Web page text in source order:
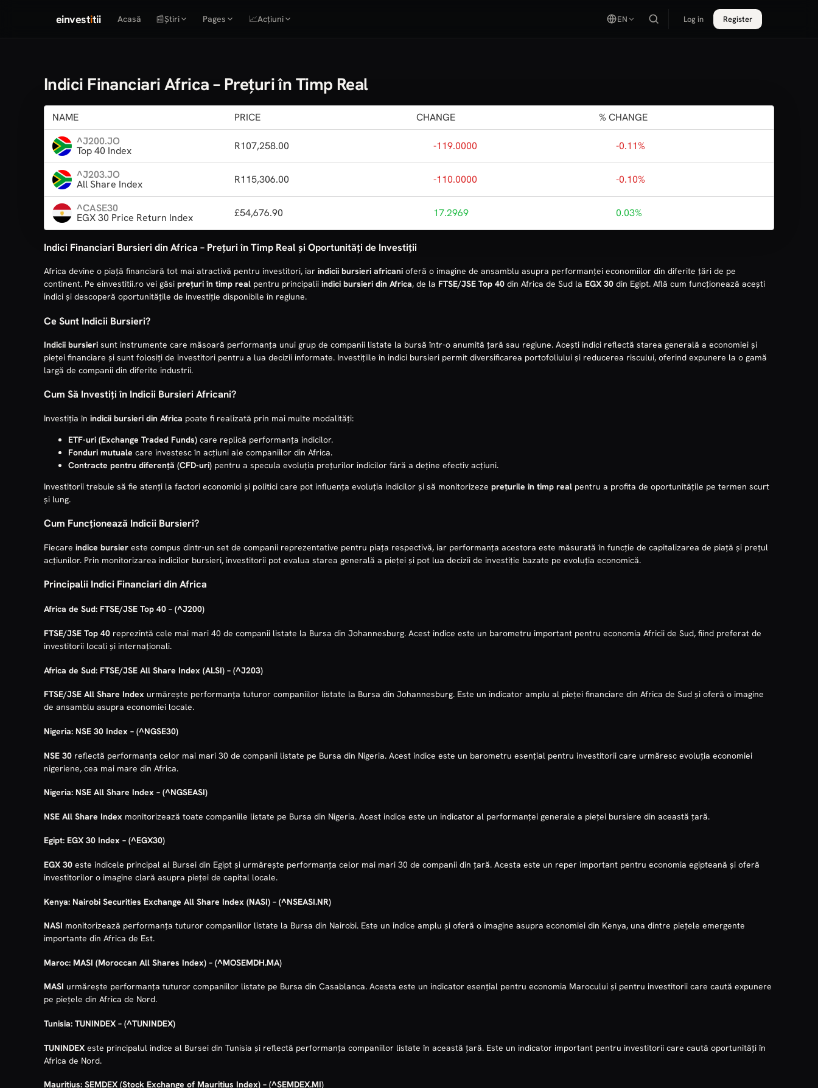
einvestitii Acasă 📰Știri Pages 📈Acțiuni EN Log in Register
Indici Financiari Africa – Prețuri în Timp Real
NAME PRICE CHANGE
% CHANGE
^J200.JO
Top 40 Index R107,258.00 -119.0000 -0.11%
^J203.JO
All Share Index R115,306.00 -110.0000 -0.10%
^CASE30
EGX 30 Price Return Index £54,676.90 17.2969 0.03%
Indici Financiari Bursieri din Africa – Prețuri în Timp Real și Oportunități de Investiții
Africa devine o piață financiară tot mai atractivă pentru investitori, iar indicii bursieri africani oferă o imagine de ansamblu asupra performanței economiilor din diferite țări de pe
continent. Pe einvestitii.ro vei găsi prețuri în timp real pentru principalii indici bursieri din Africa, de la FTSE/JSE Top 40 din Africa de Sud la EGX 30 din Egipt. Află cum funcționează acești
indici și descoperă oportunitățile de investiție disponibile în regiune.
Ce Sunt Indicii Bursieri?
Indicii bursieri sunt instrumente care măsoară performanța unui grup de companii listate la bursă într-o anumită țară sau regiune. Acești indici reflectă starea generală a economiei și
pieței financiare și sunt folosiți de investitori pentru a lua decizii informate. Investițiile în indici bursieri permit diversificarea portofoliului și reducerea riscului, oferind expunere la o gamă
largă de companii din diferite industrii.
Cum Să Investiți în Indicii Bursieri Africani?
Investiția în indicii bursieri din Africa poate fi realizată prin mai multe modalități:
ETF-uri (Exchange Traded Funds) care replică performanța indicilor.
Fonduri mutuale care investesc în acțiuni ale companiilor din Africa.
Contracte pentru diferență (CFD-uri) pentru a specula evoluția prețurilor indicilor fără a deține efectiv acțiuni.
Investitorii trebuie să fie atenți la factori economici și politici care pot influența evoluția indicilor și să monitorizeze prețurile în timp real pentru a profita de oportunitățile pe termen scurt
și lung.
Cum Funcționează Indicii Bursieri?
Fiecare indice bursier este compus dintr-un set de companii reprezentative pentru piața respectivă, iar performanța acestora este măsurată în funcție de capitalizarea de piață și prețul
acțiunilor. Prin monitorizarea indicilor bursieri, investitorii pot evalua starea generală a pieței și pot lua decizii de investiție bazate pe evoluția economică.
Principalii Indici Financiari din Africa
Africa de Sud: FTSE/JSE Top 40 – (^J200)
FTSE/JSE Top 40 reprezintă cele mai mari 40 de companii listate la Bursa din Johannesburg. Acest indice este un barometru important pentru economia Africii de Sud, fiind preferat de
investitorii locali și internaționali.
Africa de Sud: FTSE/JSE All Share Index (ALSI) – (^J203)
FTSE/JSE All Share Index urmărește performanța tuturor companiilor listate la Bursa din Johannesburg. Este un indicator amplu al pieței financiare din Africa de Sud și oferă o imagine
de ansamblu asupra economiei locale.
Nigeria: NSE 30 Index – (^NGSE30)
NSE 30 reflectă performanța celor mai mari 30 de companii listate pe Bursa din Nigeria. Acest indice este un barometru esențial pentru investitorii care urmăresc evoluția economiei
nigeriene, cea mai mare din Africa.
Nigeria: NSE All Share Index – (^NGSEASI)
NSE All Share Index monitorizează toate companiile listate pe Bursa din Nigeria. Acest indice este un indicator al performanței generale a pieței bursiere din această țară.
Egipt: EGX 30 Index – (^EGX30)
EGX 30 este indicele principal al Bursei din Egipt și urmărește performanța celor mai mari 30 de companii din țară. Acesta este un reper important pentru economia egipteană și oferă
investitorilor o imagine clară asupra pieței de capital locale.
Kenya: Nairobi Securities Exchange All Share Index (NASI) – (^NSEASI.NR)
NASI monitorizează performanța tuturor companiilor listate la Bursa din Nairobi. Este un indice amplu și oferă o imagine asupra economiei din Kenya, una dintre piețele emergente
importante din Africa de Est.
Maroc: MASI (Moroccan All Shares Index) – (^MOSEMDH.MA)
MASI urmărește performanța tuturor companiilor listate pe Bursa din Casablanca. Acesta este un indicator esențial pentru economia Marocului și pentru investitorii care caută expunere
pe piețele din Africa de Nord.
Tunisia: TUNINDEX – (^TUNINDEX)
TUNINDEX este principalul indice al Bursei din Tunisia și reflectă performanța companiilor listate în această țară. Este un indicator important pentru investitorii care caută oportunități în
Africa de Nord.
Mauritius: SEMDEX (Stock Exchange of Mauritius Index) – (^SEMDEX.MI)